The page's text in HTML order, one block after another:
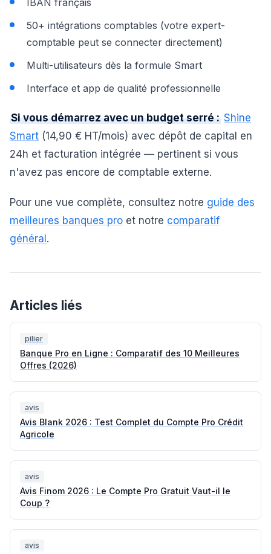
IBAN français
50+ intégrations comptables (votre expert-
comptable peut se connecter directement)
Multi-utilisateurs dès la formule Smart
Interface et app de qualité professionnelle
Si vous démarrez avec un budget serré : Shine
Smart (14,90 € HT/mois) avec dépôt de capital en
24h et facturation intégrée — pertinent si vous
n'avez pas encore de comptable externe.
Pour une vue complète, consultez notre guide des
meilleures banques pro et notre comparatif
général .
Articles liés
pilier
Banque Pro en Ligne : Comparatif des 10 Meilleures
Offres (2026)
avis
Avis Blank 2026 : Test Complet du Compte Pro Crédit
Agricole
avis
Avis Finom 2026 : Le Compte Pro Gratuit Vaut-il le
Coup ?
avis